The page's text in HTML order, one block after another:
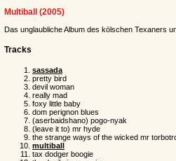
Multiball (2005)
Das unglaubliche Album des kölschen Texaners
Tracks
sassada
pretty bird
devil woman
really mad
foxy little baby
dom perignon blues
(aserbaidshano) pogo-nyak
(leave it to) mr hyde
the strange ways of the wicked mr
multiball
tax dodger boogie